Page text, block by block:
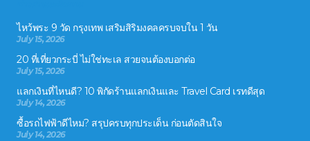
ไหว้พระ 9 วัด กรุงเทพ เสริมสิริมงคลครบจบใน 1 วัน
July 15, 2026
20 ที่เที่ยวกระบี่ ไม่ใช่ทะเล สวยจนต้องบอกต่อ
July 15, 2026
แลกเงินที่ไหนดี? 10 พิกัดร้านแลกเงินและ Travel Card เรทดีสุด
July 14, 2026
ซื้อรถไฟฟ้าดีไหม? สรุปครบทุกประเด็น ก่อนตัดสินใจ
July 14, 2026